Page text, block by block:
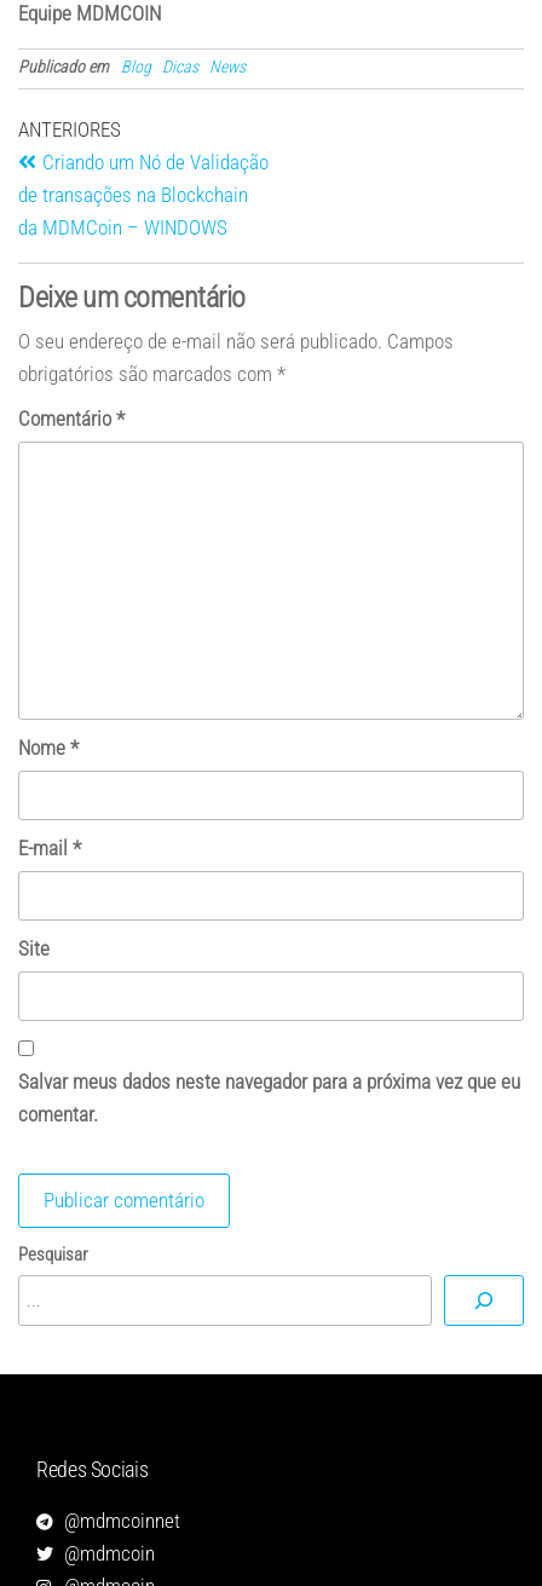
Equipe MDMCOIN
Publicado em Blog Dicas News
ANTERIORES
Criando um Nó de Validação
de transações na Blockchain
da MDMCoin – WINDOWS
Deixe um comentário
O seu endereço de e-mail não será publicado. Campos
obrigatórios são marcados com *
Comentário *
Nome *
E-mail *
Site
Salvar meus dados neste navegador para a próxima vez que eu
comentar.
Pesquisar
Redes Sociais
@mdmcoinnet
@mdmcoin